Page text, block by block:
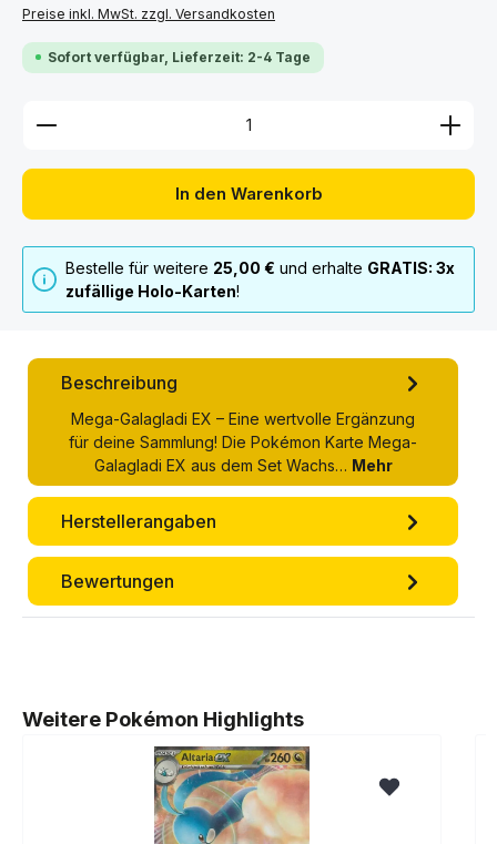
Preise inkl. MwSt. zzgl. Versandkosten
Sofort verfügbar, Lieferzeit: 2-4 Tage
Produkt Anzahl: Gib den gewünschten Wert ein
In den Warenkorb
Bestelle für weitere 25,00 € und erhalte GRATIS: 3x
zufällige Holo-Karten!
Beschreibung
Mega-Galagladi EX – Eine wertvolle Ergänzung
für deine Sammlung! Die Pokémon Karte Mega-
Galagladi EX aus dem Set Wachs… Mehr
Herstellerangaben
Bewertungen
Produktgalerie überspringen
Weitere Pokémon Highlights